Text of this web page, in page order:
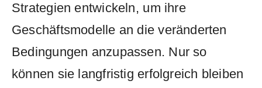
Strategien ‍entwickeln,⁢ um​ ihre
Geschäftsmodelle‍ an die veränderten
Bedingungen anzupassen. Nur so
können sie langfristig ‍erfolgreich‍ bleiben